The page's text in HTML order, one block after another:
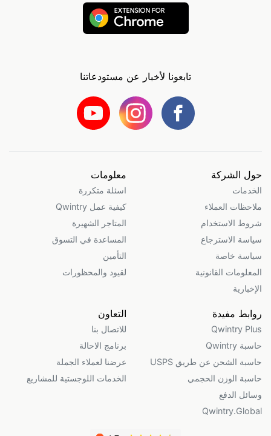
تابعونا لأخبار عن مستودعاتنا
حول الشركة
الخدمات
ملاحظات العملاء
شروط الاستخدام
سياسة الاسترجاع
سياسة خاصة
المعلومات القانونية
الإخبارية
معلومات
اسئلة متكررة
كيفية عمل Qwintry
المتاجر الشهيرة
المساعدة في التسوق
التأمين
لقيود والمحظورات
روابط مفيدة
Qwintry Plus
حاسبة Qwintry
حاسبة الشحن عن طريق USPS
حاسبة الوزن الحجمي
وسائل الدفع
Qwintry.Global
التعاون
للاتصال بنا
برنامج الاحالة
عرضنا لعملاء الجملة
الخدمات اللوجستية للمشاريع